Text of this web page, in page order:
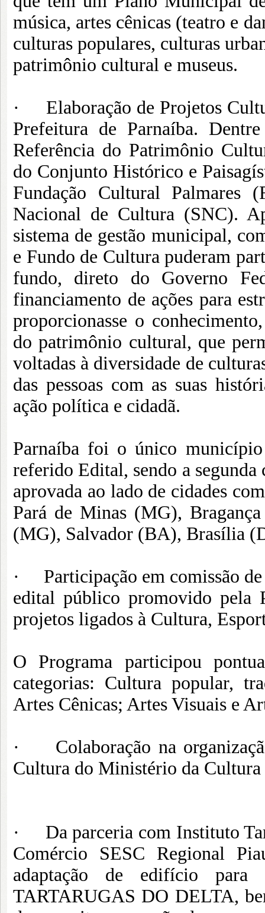
música, artes cênicas (teatro e
culturas populares, culturas
patrimônio cultural e museus.
· Elaboração de Projetos
Prefeitura de Parnaíba.
Referência do Patrimônio
do Conjunto Histórico e
Fundação Cultural Palmares
Nacional de Cultura (SNC).
sistema de gestão municipal,
e Fundo de Cultura puderam
fundo, direto do Governo
financiamento de ações para
proporcionasse o
do patrimônio cultural, que
voltadas à diversidade de
das pessoas com as suas
ação política e cidadã.
Parnaíba foi o único
referido Edital, sendo a segunda
aprovada ao lado de cidades
Pará de Minas (MG),
(MG), Salvador (BA), Brasília
· Participação em comissão
edital público promovido pela
projetos ligados à Cultura,
O Programa participou
categorias: Cultura popular,
Artes Cênicas; Artes Visuais e
· Colaboração na
Cultura do Ministério da
· Da parceria com Instituto
Comércio SESC Regional
adaptação de edifício para
TARTARUGAS DO DELTA,